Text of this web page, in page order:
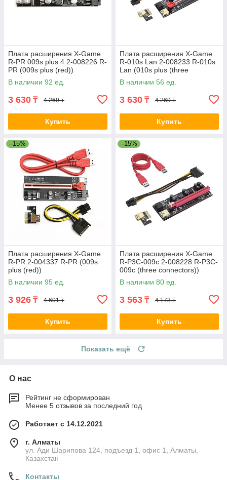
Плата расширения X-Game
R-PR 009s plus 4 2-008226 R-
PR (009s plus (red))
В наличии 92 ед.
3 630 ₸ 4 269 ₸
Купить
Плата расширения X-Game
R-010s Lan 2-008233 R-010s
Lan (010s plus (three
connectors))
В наличии 56 ед.
3 630 ₸ 4 269 ₸
Купить
–15%
Плата расширения X-Game
R-PR 2-004337 R-PR (009s
plus (red))
В наличии 95 ед.
3 926 ₸ 4 601 ₸
Купить
–15%
Плата расширения X-Game
R-P3C-009c 2-008228 R-P3C-
009c (three connectors))
В наличии 80 ед.
3 563 ₸ 4 173 ₸
Купить
Показать ещё
О нас
Рейтинг не сформирован
Менее 5 отзывов за последний год
Работает с 14.12.2021
г. Алматы
ул. Ади Шарипова 124, подъезд 1, офис 1, Алматы,
Казахстан
Контакты